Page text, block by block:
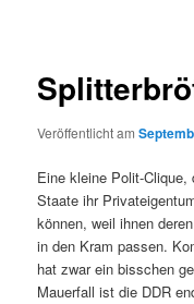
Veröffentlicht am
Eine kleine Polit-
Staate ihr
können, weil ihnen
in den Kram passen.
hat zwar ein bisschen
Mauerfall ist die DDR